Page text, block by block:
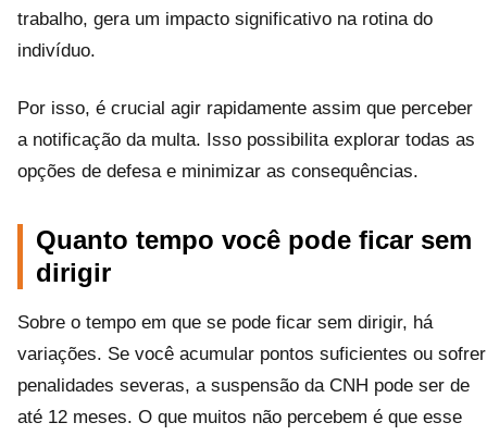
trabalho, gera um impacto significativo na rotina do
indivíduo.
Por isso, é crucial agir rapidamente assim que perceber
a notificação da multa. Isso possibilita explorar todas as
opções de defesa e minimizar as consequências.
Quanto tempo você pode ficar sem
dirigir
Sobre o tempo em que se pode ficar sem dirigir, há
variações. Se você acumular pontos suficientes ou sofrer
penalidades severas, a suspensão da CNH pode ser de
até 12 meses. O que muitos não percebem é que esse